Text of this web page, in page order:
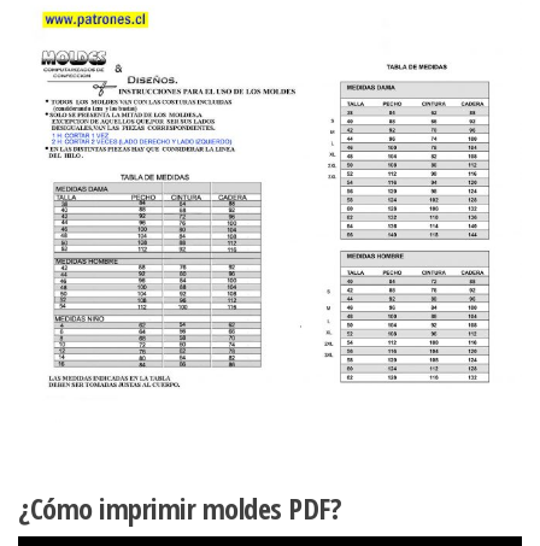
¿Cómo imprimir moldes PDF?